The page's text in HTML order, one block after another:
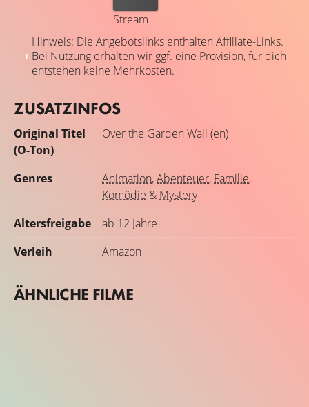
Stream
Hinweis: Die Angebotslinks enthalten Affiliate-Links.
Bei Nutzung erhalten wir ggf. eine Provision, für dich
entstehen keine Mehrkosten.
ZUSATZINFOS
Original Titel
(O-Ton)
Over the Garden Wall (en)
Genres Animation,Abenteuer, Familie,
Komödie & Mystery
Altersfreigabe
ab 12 Jahre
Verleih
Amazon
ÄHNLICHE FILME